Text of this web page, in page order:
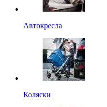
Автокресла
Коляски